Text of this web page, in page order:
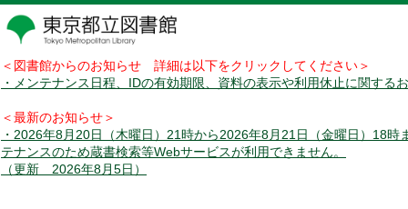
＜図書館からのお知らせ 詳細は以下をクリックしてください＞
・メンテナンス日程、IDの有効期限、資料の表示や利用休止に関する
＜最新のお知らせ＞
・2026年8月20日（木曜日）21時から2026年8月21日（金曜日）18時
テナンスのため蔵書検索等Webサービスが利用できません。
（更新 2026年8月5日）